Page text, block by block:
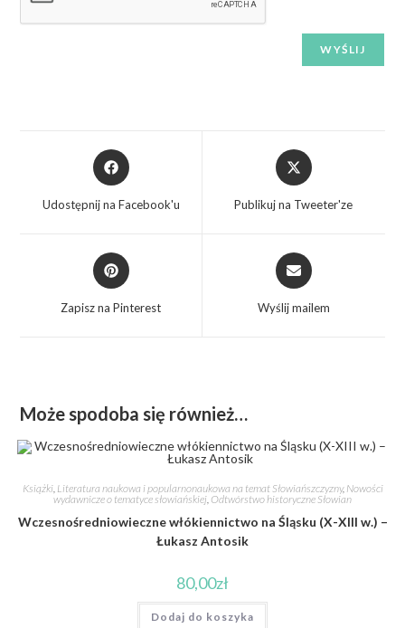
Udostępnij na Facebook'u Publikuj na Tweeter'ze
Zapisz na Pinterest Wyślij mailem
Może spodoba się również…
Książki, Literatura naukowa i popularnonaukowa na temat Słowiańszczyzny, Nowości
wydawnicze o tematyce słowiańskiej Odtwórstwo historyczne Słowian
Wczesnośredniowieczne włókiennictwo na Śląsku (X-XIII w.) –
Łukasz Antosik
80,00zł
Dodaj do koszyka